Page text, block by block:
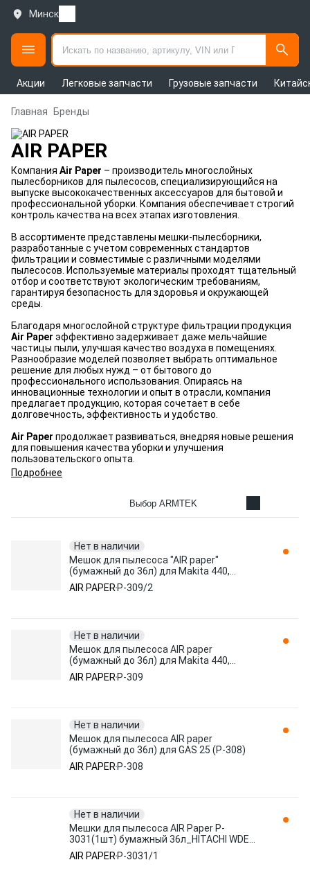
Минск
Акции Легковые запчасти Грузовые запчасти
Главная Бренды
AIR PAPER
Компания Air Paper – производитель многослойных
пылесборников для пылесосов, специализирующийся на
выпуске высококачественных аксессуаров для бытовой и
профессиональной уборки. Компания обеспечивает строгий
контроль качества на всех этапах изготовления.
В ассортименте представлены мешки-пылесборники,
разработанные с учетом современных стандартов
фильтрации и совместимые с различными моделями
пылесосов. Используемые материалы проходят тщательный
отбор и соответствуют экологическим требованиям,
гарантируя безопасность для здоровья и окружающей
среды.
Благодаря многослойной структуре фильтрации продукция
Air Paper эффективно задерживает даже мельчайшие
частицы пыли, улучшая качество воздуха в помещениях.
Разнообразие моделей позволяет выбрать оптимальное
решение для любых нужд – от бытового до
профессионального использования. Опираясь на
инновационные технологии и опыт в отрасли, компания
предлагает продукцию, которая сочетает в себе
долговечность, эффективность и удобство.
Air Paper продолжает развиваться, внедряя новые решения
для повышения качества уборки и улучшения
пользовательского опыта.
Подробнее
Выбор ARMTEK
Нет в наличии
Мешок для пылесоса "AIR paper"
(бумажный до 36л) для Makita 440,
VC3510 (2 шт) (2 штуки в упаковке P-
309/2
AIR PAPER P-309/2
Нет в наличии
Мешок для пылесоса AIR paper
(бумажный до 36л) для Makita 440,
VC3510 (P-309)
AIR PAPER P-309
Нет в наличии
Мешок для пылесоса AIR paper
(бумажный до 36л) для GAS 25 (P-308)
AIR PAPER P-308
Нет в наличии
Мешки для пылесоса AIR Paper P-
3031(1шт) бумажный 36л_HITACHI WDE
RP,STIHL,КОРВЕТ, шт
AIR PAPER P-3031/1